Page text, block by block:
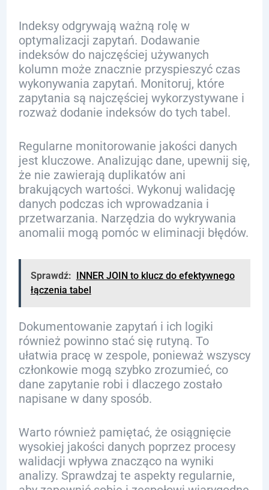
Indeksy odgrywają ważną rolę w
optymalizacji zapytań. Dodawanie
indeksów do najczęściej używanych
kolumn może znacznie przyspieszyć czas
wykonywania zapytań. Monitoruj, które
zapytania są najczęściej wykorzystywane i
rozważ dodanie indeksów do tych tabel.
Regularne monitorowanie jakości danych
jest kluczowe. Analizując dane, upewnij się,
że nie zawierają duplikatów ani
brakujących wartości. Wykonuj walidację
danych podczas ich wprowadzania i
przetwarzania. Narzędzia do wykrywania
anomalii mogą pomóc w eliminacji błędów.
Sprawdź: INNER JOIN to klucz do efektywnego
łączenia tabel
Dokumentowanie zapytań i ich logiki
również powinno stać się rutyną. To
ułatwia pracę w zespole, ponieważ wszyscy
członkowie mogą szybko zrozumieć, co
dane zapytanie robi i dlaczego zostało
napisane w dany sposób.
Warto również pamiętać, że osiągnięcie
wysokiej jakości danych poprzez procesy
walidacji wpływa znacząco na wyniki
analizy. Sprawdzaj te aspekty regularnie,